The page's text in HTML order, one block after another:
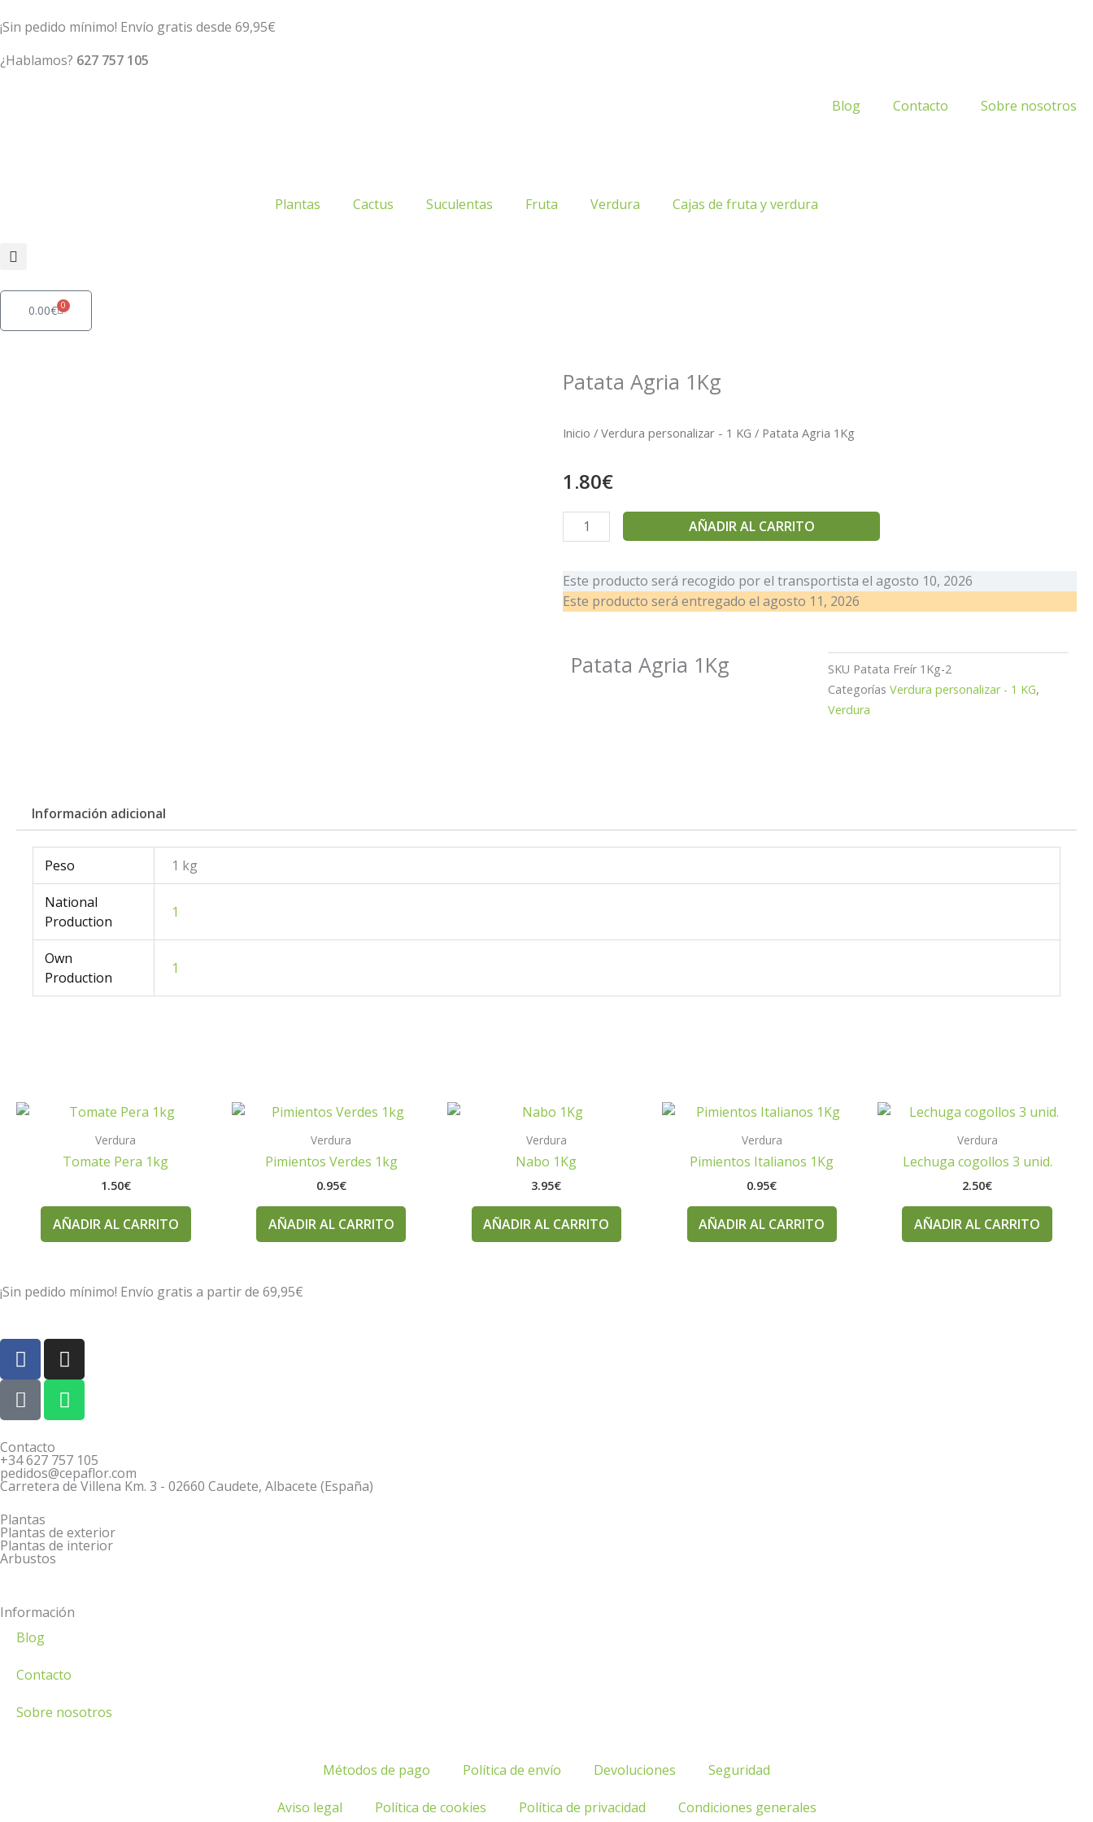
al
¡Sin pedido mínimo! Envío gratis desde 69,95€
¿Hablamos? 627 757 105
Blog Contacto Sobre nosotros
Plantas Cactus Suculentas Fruta Verdura Cajas de fruta y verdura
0.00€ 0
Carrito
Patata Agria 1Kg
Inicio / Verdura personalizar - 1 KG / Patata Agria 1Kg
1.80€
Patata
Agria
cantidad
AÑADIR AL CARRITO
Este producto será recogido por el transportista el agosto 10, 2026
Este producto será entregado el agosto 11, 2026
Patata Agria 1Kg SKU Patata Freír 1Kg-2
Categorías Verdura personalizar - 1 KG,
Verdura
Información adicional
Peso 1 kg
National
Production
1
Own
Production
1
Verdura
Tomate Pera 1kg
1.50€
AÑADIR AL CARRITO
Verdura
Pimientos Verdes 1kg
0.95€
AÑADIR AL CARRITO
Verdura
Nabo 1Kg
3.95€
AÑADIR AL CARRITO
Verdura
Pimientos Italianos 1Kg
0.95€
AÑADIR AL CARRITO
Verdura
Lechuga cogollos 3 unid.
2.50€
AÑADIR AL CARRITO
¡Sin pedido mínimo! Envío gratis a partir de 69,95€
F
a
c
e
b
o
o
k
I
n
s
t
a
g
r
a
P
h
o
n
e
-
a
l
t
W
h
a
t
s
a
p
Contacto
+34 627 757 105
pedidos@cepaflor.com
Carretera de Villena Km. 3 - 02660 Caudete, Albacete (España)
Plantas
Plantas de exterior
Plantas de interior
Arbustos
Información
Blog
Contacto
Sobre nosotros
Métodos de pago Política de envío Devoluciones Seguridad
Aviso legal Política de cookies Política de privacidad Condiciones generales